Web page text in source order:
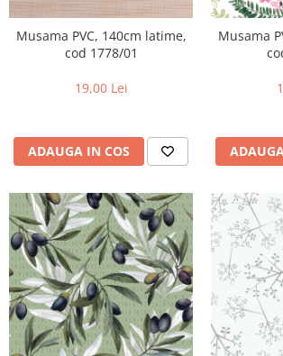
Musama PVC, 140cm latime,
cod 1778/01
19,00 Lei
ADAUGA IN COS
Musama